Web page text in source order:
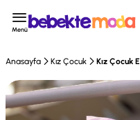
Menü
Anasayfa Kız Çocuk Kız Çocuk